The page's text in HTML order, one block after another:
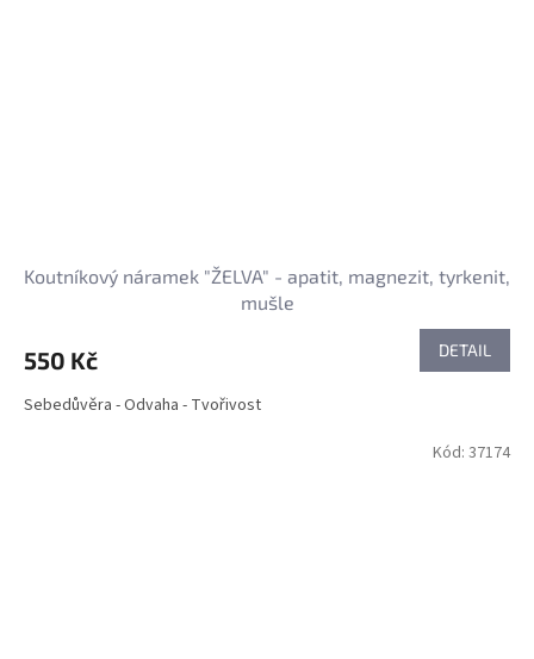
Koutníkový náramek "ŽELVA" - apatit, magnezit, tyrkenit,
mušle
550 Kč DETAIL
Sebedůvěra - Odvaha - Tvořivost
Kód: 37174